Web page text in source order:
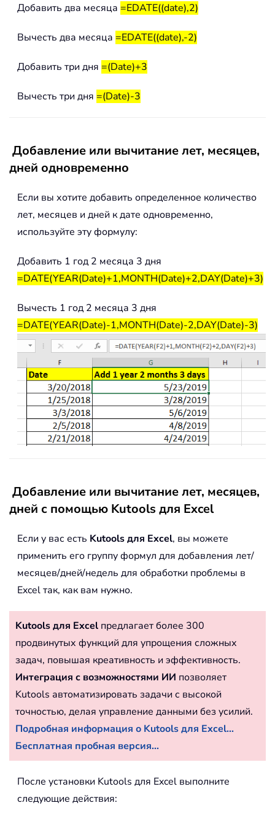
Добавить два месяца =EDATE((date),2)
Вычесть два месяца =EDATE((date),-2)
Добавить три дня =(Date)+3
Вычесть три дня =(Date)-3
Добавление или вычитание лет, месяцев,
дней одновременно
Если вы хотите добавить определенное количество
лет, месяцев и дней к дате одновременно,
используйте эту формулу:
Добавить 1 год 2 месяца 3 дня
=DATE(YEAR(Date)+1,MONTH(Date)+2,DAY(Date)+3)
Вычесть 1 год 2 месяца 3 дня
=DATE(YEAR(Date)-1,MONTH(Date)-2,DAY(Date)-3)
Добавление или вычитание лет, месяцев,
дней с помощью Kutools для Excel
Если у вас есть Kutools для Excel, вы можете
применить его группу формул для добавления лет/
месяцев/дней/недель для обработки проблемы в
Excel так, как вам нужно.
Kutools для Excel предлагает более 300
продвинутых функций для упрощения сложных
задач, повышая креативность и эффективность.
Интеграция с возможностями ИИ позволяет
Kutools автоматизировать задачи с высокой
точностью, делая управление данными без усилий.
Подробная информация о Kutools для Excel...
Бесплатная пробная версия...
После установки Kutools для Excel выполните
следующие действия: